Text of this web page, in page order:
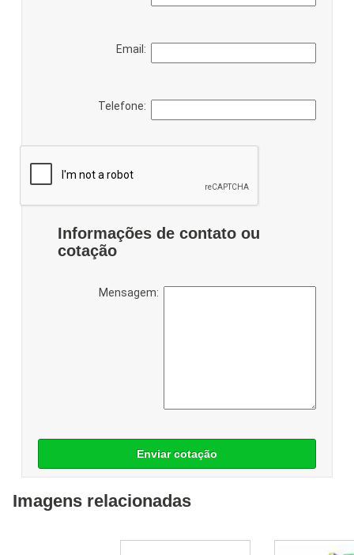
Email:
Telefone:
Informações de contato ou
cotação
Mensagem:
Enviar cotação
Imagens relacionadas